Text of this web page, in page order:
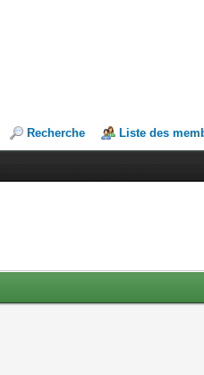
Recherche Liste des